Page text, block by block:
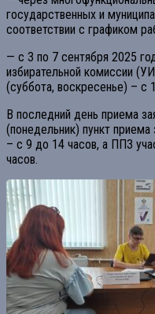
государственных и
соответствии с графиком
— с 3 по 7 сентября 2025
избирательной комиссии
(суббота, воскресенье) – с
В последний день приема
(понедельник) пункт
– с 9 до 14 часов, а ППЗ
часов.